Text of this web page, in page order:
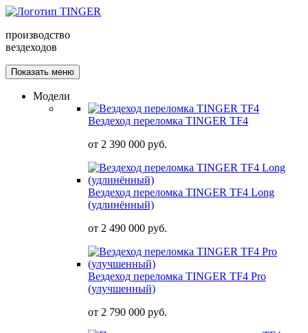
производство
вездеходов
Показать меню
Модели
Вездеход переломка TINGER TF4
от 2 390 000 руб.
Вездеход переломка TINGER TF4 Long
(удлинённый)
от 2 490 000 руб.
Вездеход переломка TINGER TF4 Pro
(улучшенный)
от 2 790 000 руб.